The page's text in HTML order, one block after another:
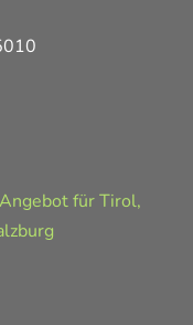
für Tirol,